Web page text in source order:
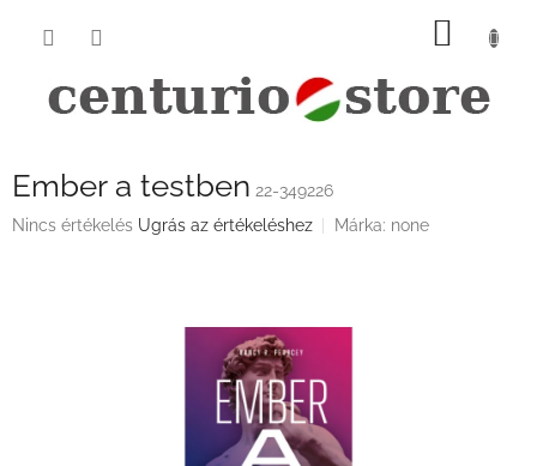
KOSÁR
Ember a testben 22-349226
A
Nincs értékelés Ugrás az értékeléshez Márka: none